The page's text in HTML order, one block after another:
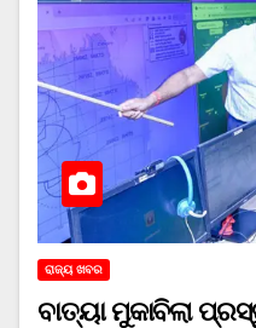
ରାଜ୍ୟ ଖବର
ବାତ୍ୟା ମୁକାବିଲା